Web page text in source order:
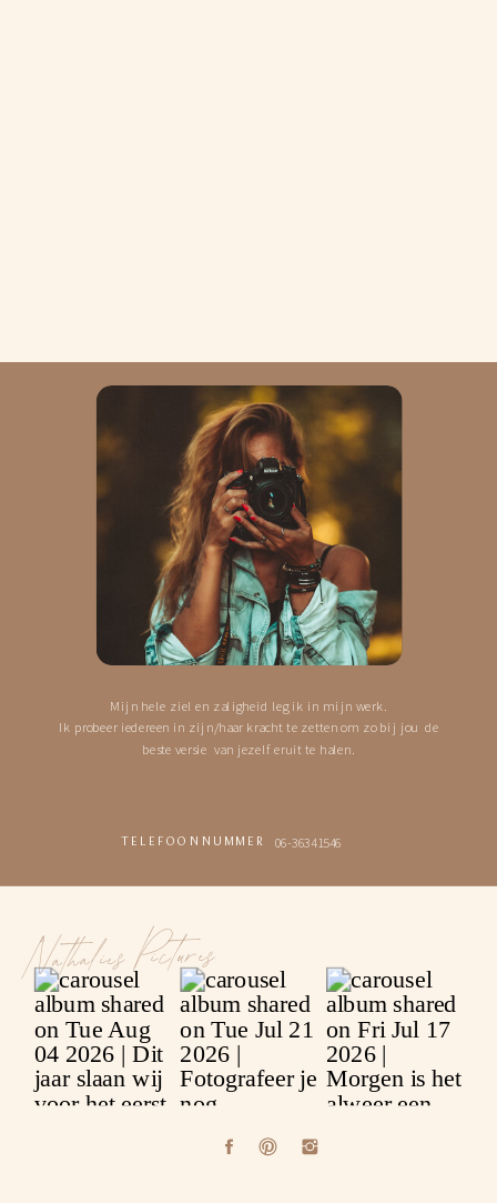
Nathalies Pictures
06-36341546
TELEFOONNUMMER
Mijn hele ziel en zaligheid leg ik in mijn werk.
Ik probeer iedereen in zijn/haar kracht te zetten om zo bij jou de
beste versie van jezelf eruit te halen.